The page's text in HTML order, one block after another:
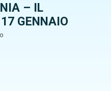
– IL
GENNAIO